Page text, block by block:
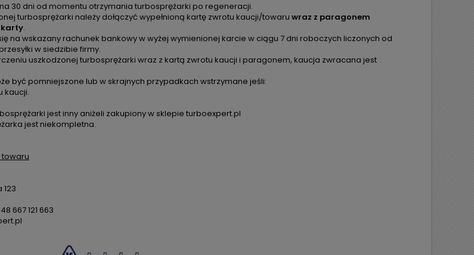
30 dni od momentu otrzymania turbosprężarki po regeneracji.
turbosprężarki należy dołączyć wypełnioną kartę zwrotu kaucji/towaru wraz z paragonem
karty.
na wskazany rachunek bankowy w wyżej wymienionej karcie w ciągu 7 dni roboczych liczonych od
w siedzibie firmy.
uszkodzonej turbosprężarki wraz z kartą zwrotu kaucji i paragonem, kaucja zwracana jest
być pomniejszone lub w skrajnych przypadkach wstrzymane jeśli:
kaucji.
jest inny aniżeli zakupiony w sklepie turboexpert.pl
jest niekompletna.
towaru
123
667 121 663